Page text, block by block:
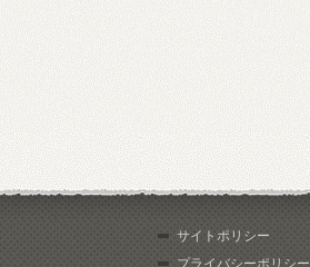
サイトポリシー
プライバシーポリシー